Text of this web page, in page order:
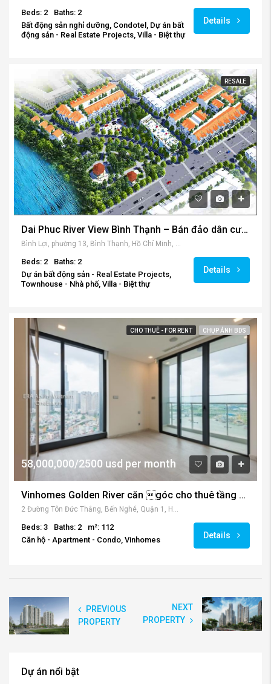
Beds: 2
Baths: 2
Bất động sản nghỉ dưỡng, Condotel, Dự án bất
động sản - Real Estate Projects, Villa - Biệt thự
Details
RESALE
Dai Phuc River View Bình Thạnh – Bán đảo dân cư hiện đại với nhiều tiện ích hấp dẫn.
Beds: 2
Baths: 2
Dự án bất động sản - Real Estate Projects,
Townhouse - Nhà phố, Villa - Biệt thự
Details
CHO THUÊ - FOR RENT CHỤP ẢNH BDS
58,000,000/2500 usd per month
Vinhomes Golden River căn góc cho thuê tầng cao view sông
2 Đường Tôn Đức Thắng, Bến Nghé, Quận 1, Hồ Chí Minh, Việt Nam
Beds: 3 Baths: 2
m²: 112
Căn hộ - Apartment - Condo, Vinhomes
Details
PREVIOUS
PROPERTY
NEXT
PROPERTY
Dự án nổi bật